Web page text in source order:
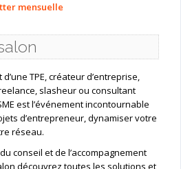
mensuelle
TPE, créateur d’entreprise,
slasheur ou consultant
est l’événement incontournable
d’entrepreneur, dynamiser votre
réseau.
conseil et de l’accompagnement
découvrez toutes les solutions et